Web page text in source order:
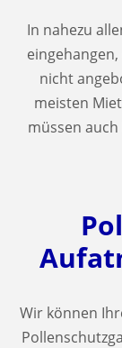
In nahezu
nicht
meisten
müssen
Wir können